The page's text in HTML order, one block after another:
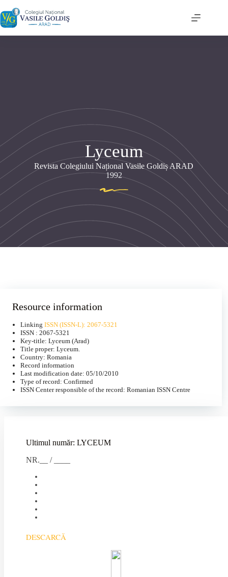
la
conținut
Lyceum
Revista Colegiului Național Vasile Goldiș ARAD
1992
Resource information
Linking ISSN (ISSN-L): 2067-5321
ISSN : 2067-5321
Key-title: Lyceum (Arad)
Title proper: Lyceum.
Country: Romania
Record information
Last modification date: 05/10/2010
Type of record: Confirmed
ISSN Center responsible of the record: Romanian ISSN Centre
Ultimul număr: LYCEUM
NR.__ / ____
DESCARCĂ